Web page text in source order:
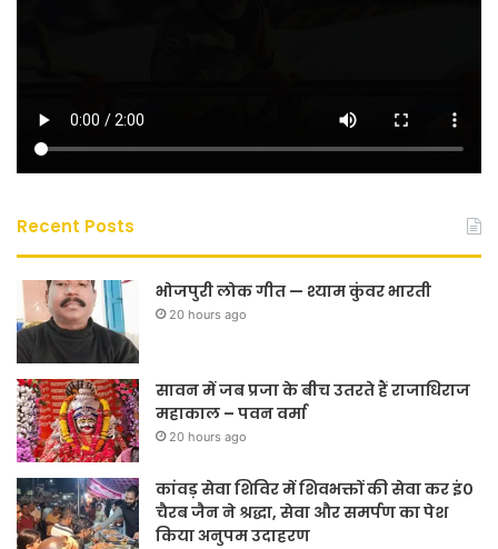
Recent Posts
भोजपुरी लोक गीत — श्याम कुंवर भारती
20 hours ago
सावन में जब प्रजा के बीच उतरते हैं राजाधिराज
महाकाल – पवन वर्मा
20 hours ago
कांवड़ सेवा शिविर में शिवभक्तों की सेवा कर इं०
चैरब जैन ने श्रद्धा, सेवा और समर्पण का पेश
किया अनुपम उदाहरण